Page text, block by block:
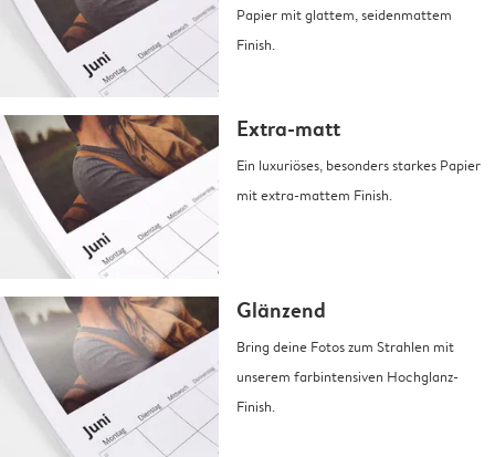
Papier mit glattem, seidenmattem
Finish.
Extra-matt
Ein luxuriöses, besonders starkes Papier
mit extra-mattem Finish.
Glänzend
Bring deine Fotos zum Strahlen mit
unserem farbintensiven Hochglanz-
Finish.